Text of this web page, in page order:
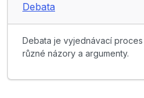
Debata
Debata je vyjednávací
různé názory a argumenty.